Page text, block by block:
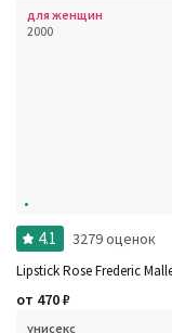
для женщин
2000
4.1 3279 оценок
Lipstick Rose Frederic
от 470₽
унисекс